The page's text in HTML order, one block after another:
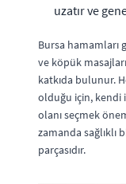
uzatır ve
Bursa hamamları
ve köpük
katkıda bulunur.
olduğu için, kendi
olanı seçmek
zamanda sağlıklı
parçasıdır.